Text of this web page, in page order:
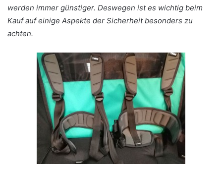
werden immer günstiger. Deswegen ist es wichtig beim
Kauf auf einige Aspekte der Sicherheit besonders zu
achten.